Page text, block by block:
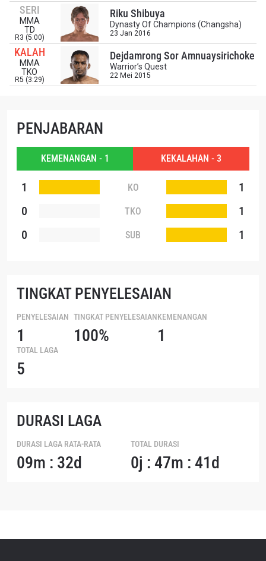
SERI
MMA
TD
R3 (5:00)
Riku Shibuya
Dynasty Of Champions (Changsha)
23 Jan 2016
KALAH
MMA
TKO
R5 (3:29)
Dejdamrong Sor Amnuaysirichoke
Warrior’s Quest
22 Mei 2015
PENJABARAN
KEMENANGAN - 1 KEKALAHAN - 3
1 KO
1
0
TKO
1
0
SUB 1
TINGKAT PENYELESAIAN
PENYELESAIAN
1
TINGKAT PENYELESAIAN
100%
KEMENANGAN
1
TOTAL LAGA
5
DURASI LAGA
DURASI LAGA RATA-RATA
09m : 32d
TOTAL DURASI
0j : 47m : 41d